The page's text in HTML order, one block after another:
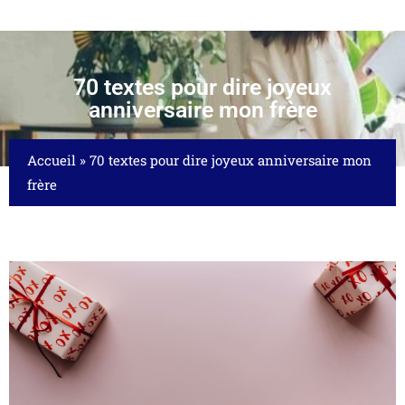
70 textes pour dire joyeux
anniversaire mon frère
Accueil » 70 textes pour dire joyeux anniversaire mon
frère